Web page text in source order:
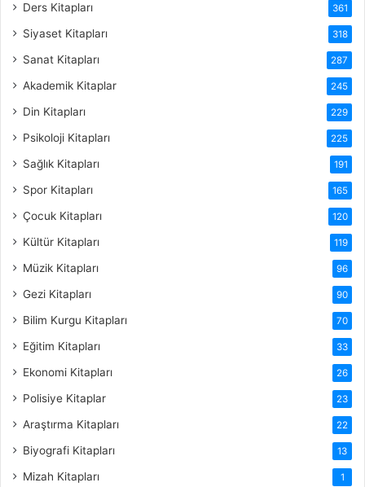
Ders Kitapları 361
Siyaset Kitapları 318
Sanat Kitapları 287
Akademik Kitaplar 245
Din Kitapları 229
Psikoloji Kitapları 225
Sağlık Kitapları 191
Spor Kitapları 165
Çocuk Kitapları 120
Kültür Kitapları 119
Müzik Kitapları 96
Gezi Kitapları 90
Bilim Kurgu Kitapları 70
Eğitim Kitapları 33
Ekonomi Kitapları 26
Polisiye Kitaplar 23
Araştırma Kitapları 22
Biyografi Kitapları 13
Mizah Kitapları 1